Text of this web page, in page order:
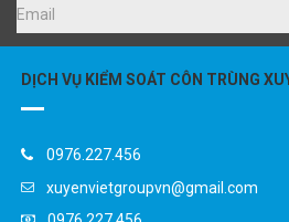
DỊCH VỤ KIỂM SOÁT CÔN TRÙNG